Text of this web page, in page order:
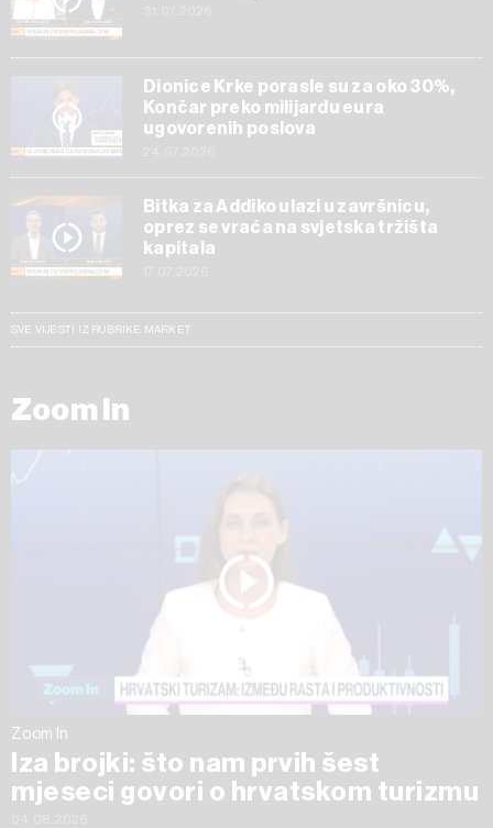
Dionice Krke porasle su za oko 30%,
Končar preko milijardu eura
ugovorenih poslova
Bitka za Addiko ulazi u završnicu,
oprez se vraća na svjetska tržišta
kapitala
SVE VIJESTI IZ RUBRIKE MARKET
Zoom In
Zoom In
Iza brojki: što nam prvih šest
mjeseci govori o hrvatskom turizmu